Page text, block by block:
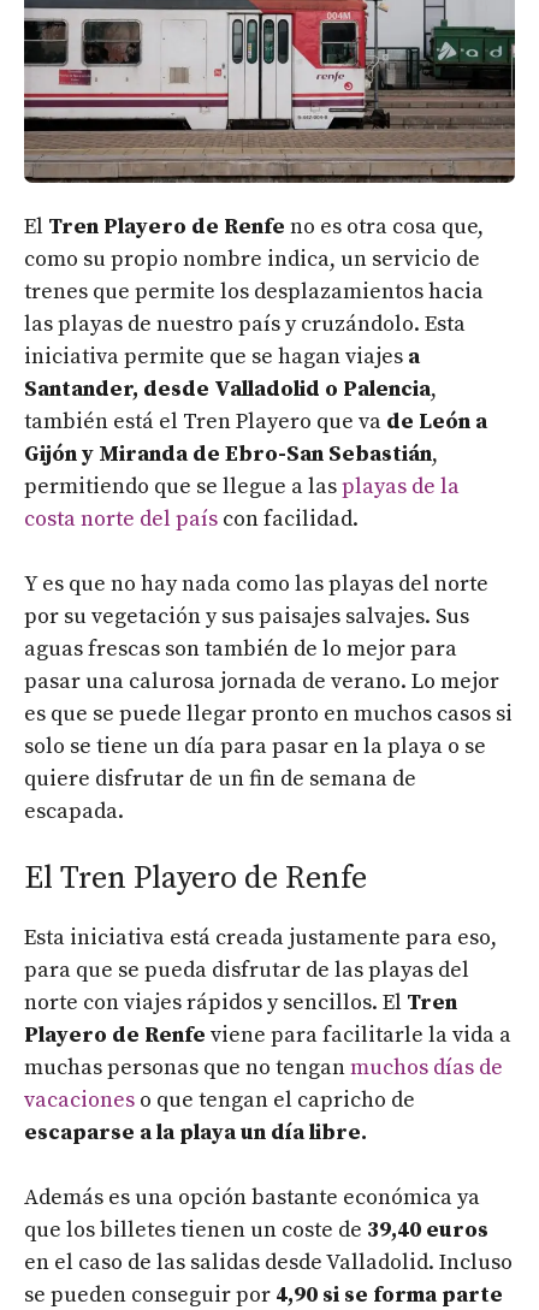
El Tren Playero de Renfe no es otra cosa que,
como su propio nombre indica, un servicio de
trenes que permite los desplazamientos hacia
las playas de nuestro país y cruzándolo. Esta
iniciativa permite que se hagan viajes a
Santander, desde Valladolid o Palencia,
también está el Tren Playero que va de León a
Gijón y Miranda de Ebro-San Sebastián,
permitiendo que se llegue a lasplayas de la
costa norte del país con facilidad.
Y es que no hay nada como las playas del norte
por su vegetación y sus paisajes salvajes. Sus
aguas frescas son también de lo mejor para
pasar una calurosa jornada de verano. Lo mejor
es que se puede llegar pronto en muchos casos si
solo se tiene un día para pasar en la playa o se
quiere disfrutar de un fin de semana de
escapada.
El Tren Playero de Renfe
Esta iniciativa está creada justamente para eso,
para que se pueda disfrutar de las playas del
norte con viajes rápidos y sencillos. El Tren
Playero de Renfe viene para facilitarle la vida a
muchas personas que no tenganmuchos días de
vacaciones o que tengan el capricho de
escaparse a la playa un día libre.
Además es una opción bastante económica ya
que los billetes tienen un coste de 39,40 euros
en el caso de las salidas desde Valladolid. Incluso
se pueden conseguir por 4,90 si se forma parte